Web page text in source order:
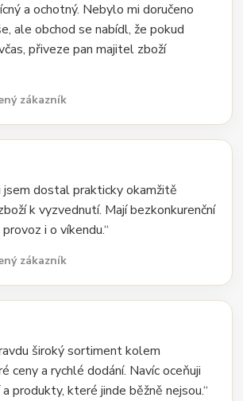
a ochotný. Nebylo mi doručeno
ale obchod se nabídl, že pokud
přiveze pan majitel zboží
zákazník
jsem dostal prakticky okamžitě
k vyzvednutí. Mají bezkonkurenční
i o víkendu.“
zákazník
široký sortiment kolem
ceny a rychlé dodání. Navíc oceňuji
produkty, které jinde běžně nejsou.“